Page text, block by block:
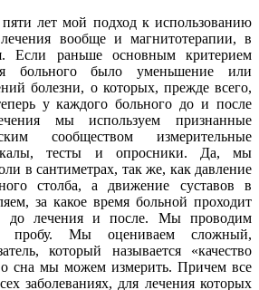
лет мой подход к использованию
вообще и магнитотерапии, в
Если раньше основным критерием
больного было уменьшение или
болезни, о которых, прежде всего,
у каждого больного до и после
мы используем признанные
сообществом измерительные
тесты и опросники. Да, мы
в сантиметрах, так же, как давление
столба, а движение суставов в
за какое время больной проходит
до лечения и после. Мы проводим
пробу. Мы оцениваем сложный,
который называется «качество
сна мы можем измерить. Причем все
заболеваниях, для лечения которых